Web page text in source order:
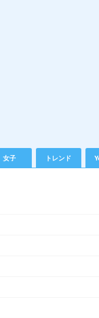
女子 トレンド